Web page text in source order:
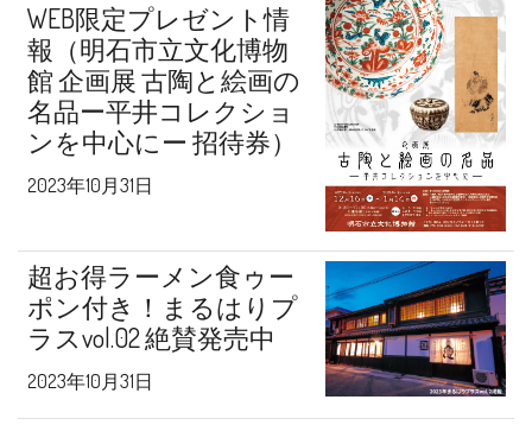
WEB限定プレゼント情
報（明石市立文化博物
館 企画展 古陶と絵画の
名品ー平井コレクショ
ンを中心にー 招待券）
2023年10月31日
超お得ラーメン食ゥー
ポン付き！まるはりプ
ラスvol.02 絶賛発売中
2023年10月31日